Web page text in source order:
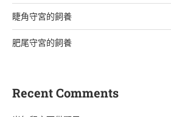
睫角守宮的飼養
肥尾守宮的飼養
Recent Comments